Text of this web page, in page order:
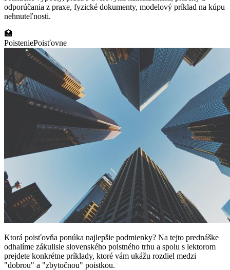
odporúčania z praxe, fyzické dokumenty, modelový príklad na kúpu
nehnuteľnosti.
🏥
PoisteniePoisťovne
Ktorá poisťovňa ponúka najlepšie podmienky? Na tejto prednáške
odhalíme zákulisie slovenského poistného trhu a spolu s lektorom
prejdete konkrétne príklady, ktoré vám ukážu rozdiel medzi
"dobrou" a "zbytočnou" poistkou.